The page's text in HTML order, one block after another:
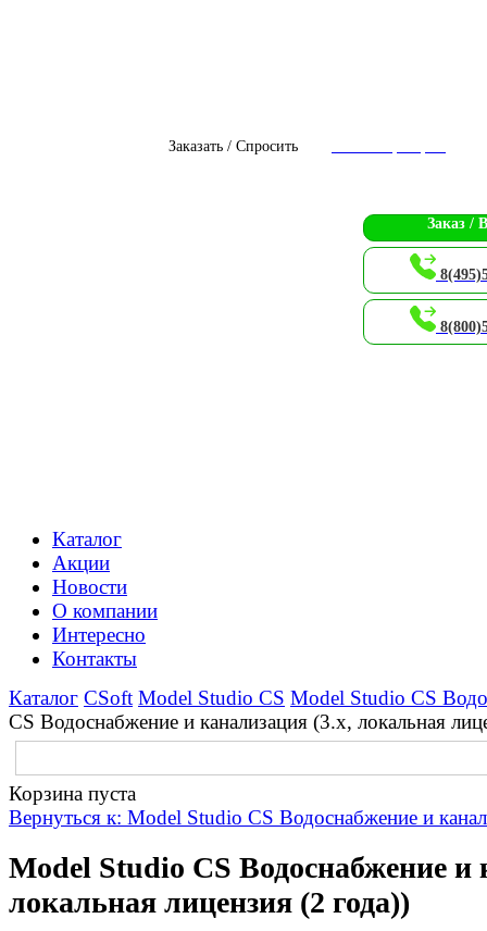
Заказать / Спросить
Заказ /
Каталог
Акции
Новости
О компании
Интересно
Контакты
Каталог CSoft Model Studio CS Model Studio CS
CS Водоснабжение и канализация (3.x, локальная
Корзина пуста
Вернуться к: Model Studio CS Водоснабжение и
Model Studio CS Водоснабжение и
локальная лицензия (2 года))